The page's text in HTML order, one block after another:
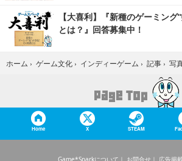
【大喜利】『新種のゲーミン
とは？』回答募集中！
ホーム › ゲーム文化 › インディーゲーム › 記事 › 写
Home X STEAM
Game*Sparkについて お問合せ 広告掲載